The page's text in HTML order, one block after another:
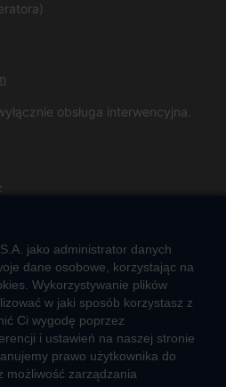
obsługa interwencyjna.
nie wyłączaj węzła!
i opłat dodatkowych
jako administrator danych
dane osobowe, korzystając na
Wykorzystywanie plików
w jaki sposób korzystasz z
Ci wygodę poprzez
i ustawień na naszej stronie
prawo użytkownika do
możliwość zarządzania